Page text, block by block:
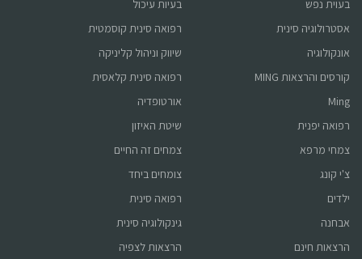
לפרטים לחץ כאן
קורס online
פוריות ברפואה סינית
לפרטים לחץ כאן
בעוית נפש
בעיות עיכול
אסטרולוגיה סינית
רפואה סינית קוסמטית
אונקולוגיה
שיווק וניהול קליניקה
קורסים והרצאות MING
רפואה סינית קלאסית
Ming
אורטופדיה
רפואה יפנית
שיטת האיזון
צמחי מרפא
צמחים זה החיים
צ'י קונג
צומחים ביחד
ילדים
רפואה סינית
אבחנה
גינקולוגיה סינית
הרצאות חינם
הרצאות לצפיה